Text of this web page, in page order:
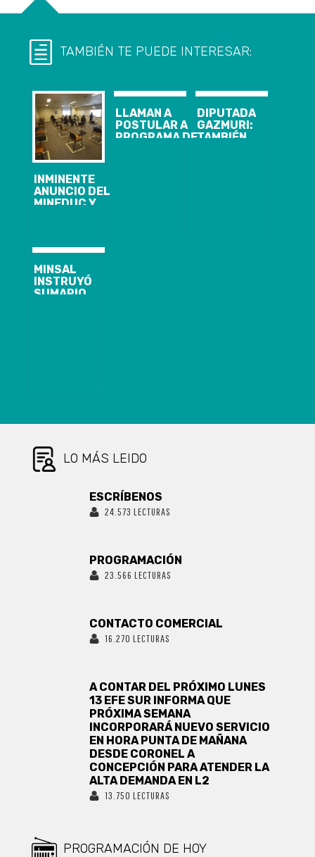
TAMBIÉN TE PUEDE INTERESAR:
INMINENTE
ANUNCIO DEL
MINEDUC Y
DE INVIERNO:
SE
ADELANTARÍAN
POR ALZA DE
ENFERMEDADES
LLAMAN A
POSTULAR A
PROGRAMA DE
DIPUTADA
GAZMURI:
TAMBIÉN
MINSAL
INSTRUYÓ
SUMARIO
LO MÁS LEIDO
ESCRÍBENOS
24.573 LECTURAS
PROGRAMACIÓN
23.566 LECTURAS
CONTACTO COMERCIAL
16.270 LECTURAS
A CONTAR DEL PRÓXIMO LUNES
13 EFE SUR INFORMA QUE
PRÓXIMA SEMANA
INCORPORARÁ NUEVO SERVICIO
EN HORA PUNTA DE MAÑANA
DESDE CORONEL A
CONCEPCIÓN PARA ATENDER LA
ALTA DEMANDA EN L2
13.750 LECTURAS
PROGRAMACIÓN DE HOY